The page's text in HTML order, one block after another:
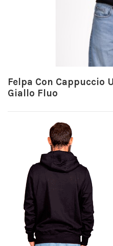
Felpa Con Cappuccio
Giallo Fluo